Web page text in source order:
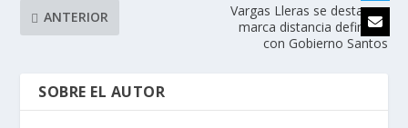
ANTERIOR
Vargas Lleras se destapa y
marca distancia definitiva
con Gobierno Santos
SOBRE EL AUTOR